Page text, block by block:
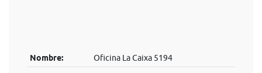
Nombre: Oficina La Caixa 5194